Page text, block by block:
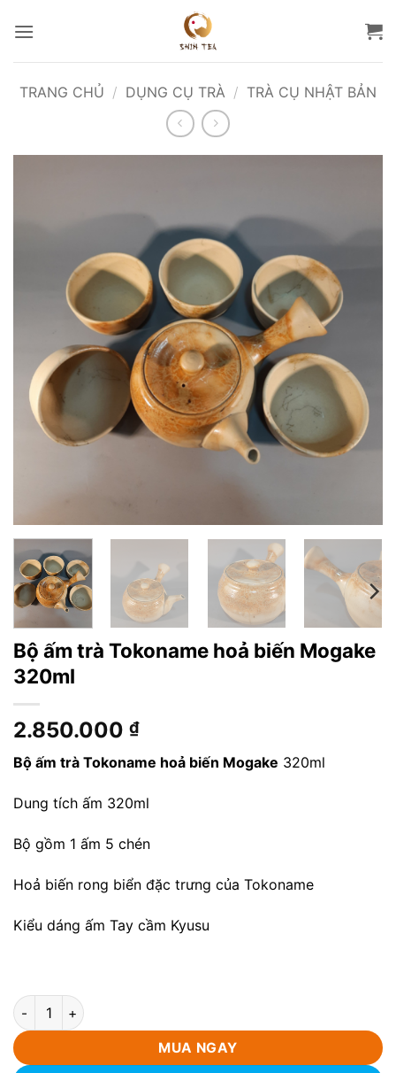
qua
TRANG CHỦ / DỤNG CỤ TRÀ / TRÀ CỤ NHẬT BẢN
Bộ ấm trà Tokoname hoả biến Mogake
320ml
2.850.000 ₫
Bộ ấm trà Tokoname hoả biến Mogake 320ml
Dung tích ấm 320ml
Bộ gồm 1 ấm 5 chén
Hoả biến rong biển đặc trưng của Tokoname
Kiểu dáng ấm Tay cầm Kyusu
Bộ ấm trà Tokoname hoả biến Mogake 320ml số lượng
MUA NGAY